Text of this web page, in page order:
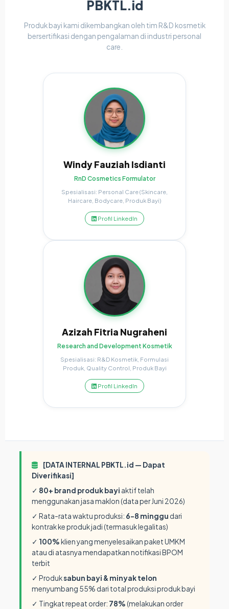
PBKTL.id
Produk bayi kami dikembangkan oleh tim R&D kosmetik
bersertifikasi dengan pengalaman di industri personal
care.
Windy Fauziah Isdianti
RnD Cosmetics Formulator
Spesialisasi: Personal Care (Skincare,
Haircare, Bodycare, Produk Bayi)
Profil LinkedIn
Azizah Fitria Nugraheni
Research and Development Kosmetik
Spesialisasi: R&D Kosmetik, Formulasi
Produk, Quality Control, Produk Bayi
Profil LinkedIn
[DATA INTERNAL PBKTL.id — Dapat
Diverifikasi]
✓ 80+ brand produk bayi aktif telah
menggunakan jasa maklon (data per Juni 2026)
✓ Rata-rata waktu produksi: 6-8 minggu dari
kontrak ke produk jadi (termasuk legalitas)
✓ 100%klien yang menyelesaikan paket UMKM
atau di atasnya mendapatkan notifikasi BPOM
terbit
✓ Produksabun bayi & minyak telon
menyumbang 55% dari total produksi produk bayi
✓ Tingkat repeat order: 78%(melakukan order